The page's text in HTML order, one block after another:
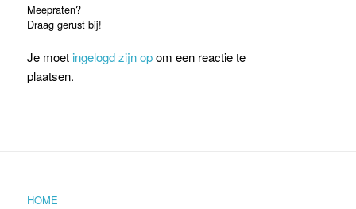
Meepraten?
Draag gerust bij!
Je moet ingelogd zijn opom een reactie te
plaatsen.
HOME